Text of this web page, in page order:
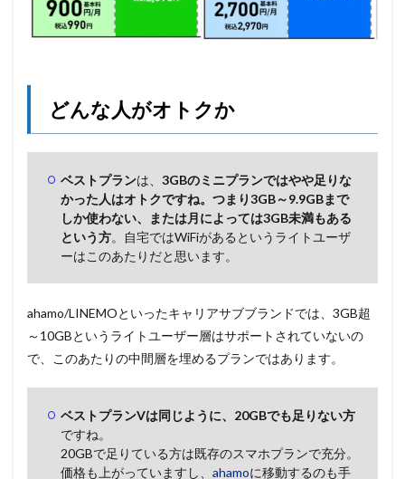
どんな人がオトクか
ベストプランは、 3GBのミニプランではやや足りな
かった人はオトクですね。つまり3GB～9.9GBまで
しか使わない、または月によっては3GB未満もある
という方。自宅ではWiFiがあるというライトユーザ
ーはこのあたりだと思います。
ahamo/LINEMOといったキャリアサブブランドでは、3GB超
～10GBというライトユーザー層はサポートされていないの
で、このあたりの中間層を埋めるプランではあります。
ベストプランVは同じように、20GBでも足りない方
ですね。
20GBで足りている方は既存のスマホプランで充分。
価格も上がっていますし、 ahamoに移動するのも手